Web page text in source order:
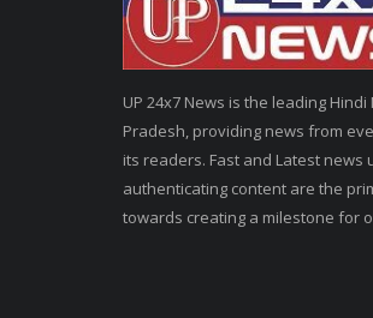
UP 24x7 News is the leading
Pradesh, providing news from
its readers. Fast and Latest news
authenticating content are the
towards creating a milestone for